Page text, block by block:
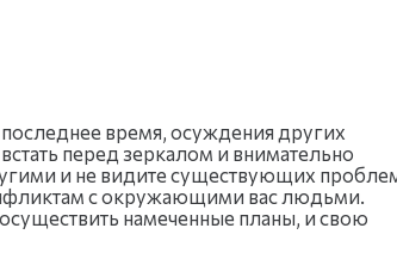
время, осуждения других
перед зеркалом и внимательно
и не видите существующих
с окружающими вас людьми.
намеченные планы, и свою